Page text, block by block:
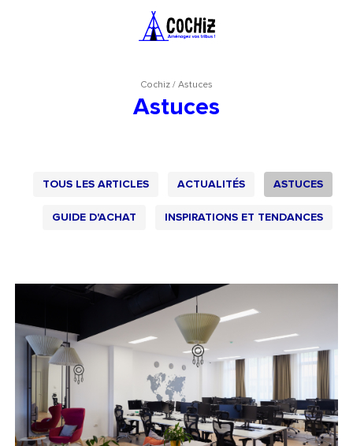
Cochiz/Astuces
Astuces
TOUS LES ARTICLES ACTUALITÉS
ASTUCES
GUIDE D'ACHAT
INSPIRATIONS ET TENDANCES